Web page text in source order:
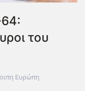
του
Ευρώπη